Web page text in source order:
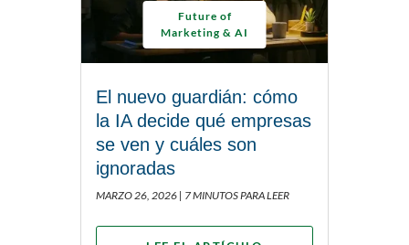
Future of
Marketing & AI
El nuevo guardián: cómo
la IA decide qué empresas
se ven y cuáles son
ignoradas
MARZO 26, 2026 | 7 MINUTOS PARA LEER